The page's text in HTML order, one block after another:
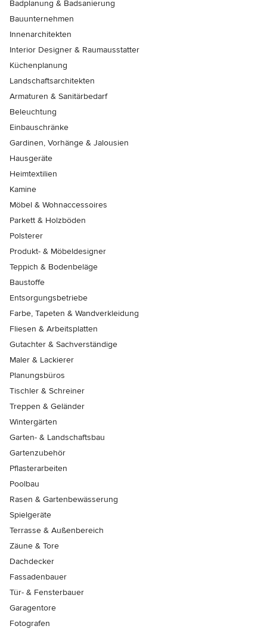
Badplanung & Badsanierung
Bauunternehmen
Innenarchitekten
Interior Designer & Raumausstatter
Küchenplanung
Landschaftsarchitekten
Armaturen & Sanitärbedarf
Beleuchtung
Einbauschränke
Gardinen, Vorhänge & Jalousien
Hausgeräte
Heimtextilien
Kamine
Möbel & Wohnaccessoires
Parkett & Holzböden
Polsterer
Produkt- & Möbeldesigner
Teppich & Bodenbeläge
Baustoffe
Entsorgungsbetriebe
Farbe, Tapeten & Wandverkleidung
Fliesen & Arbeitsplatten
Gutachter & Sachverständige
Maler & Lackierer
Planungsbüros
Tischler & Schreiner
Treppen & Geländer
Wintergärten
Garten- & Landschaftsbau
Gartenzubehör
Pflasterarbeiten
Poolbau
Rasen & Gartenbewässerung
Spielgeräte
Terrasse & Außenbereich
Zäune & Tore
Dachdecker
Fassadenbauer
Tür- & Fensterbauer
Garagentore
Fotografen